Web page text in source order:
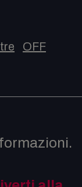
OFF